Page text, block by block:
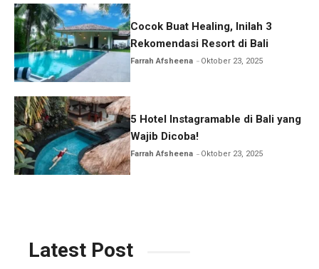
Cocok Buat Healing, Inilah 3
Rekomendasi Resort di Bali
Farrah Afsheena Oktober 23, 2025
5 Hotel Instagramable di Bali yang
Wajib Dicoba!
Farrah Afsheena Oktober 23, 2025
Latest Post